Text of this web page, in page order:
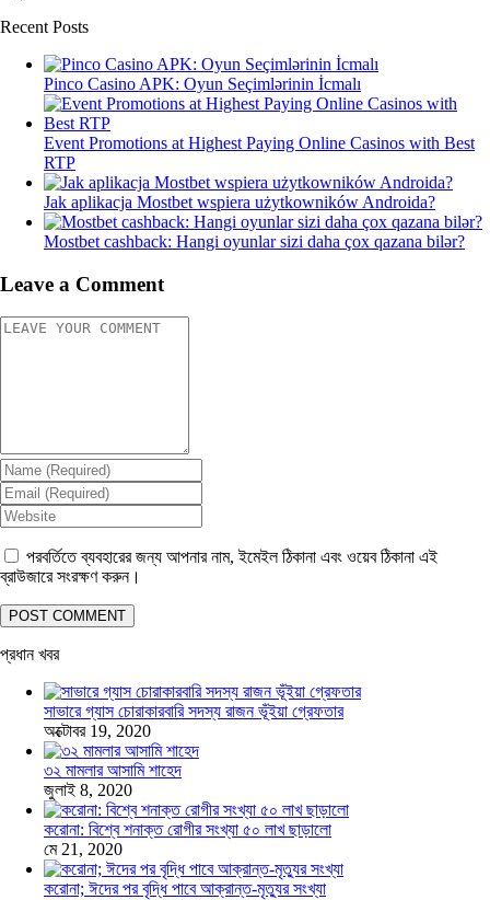
Recent Posts
Pinco Casino APK: Oyun Seçimlərinin İcmalı
Event Promotions at Highest Paying Online Casinos with Best
RTP
Jak aplikacja Mostbet wspiera użytkowników Androida?
Mostbet cashback: Hangi oyunlar sizi daha çox qazana bilər?
Leave a Comment
পরবর্তিতে ব্যবহারের জন্য আপনার নাম, ইমেইল ঠিকানা এবং ওয়েব ঠিকানা এই
ব্রাউজারে সংরক্ষণ করুন।
প্রধান খবর
সাভারে গ্যাস চোরাকারবারি সদস্য রাজন ভূঁইয়া গ্রেফতার
অক্টোবর 19, 2020
৩২ মামলার আসামি শাহেদ
জুলাই 8, 2020
করোনা: বিশ্বে শনাক্ত রোগীর সংখ্যা ৫০ লাখ ছাড়ালো
মে 21, 2020
করোনা; ঈদের পর বৃদ্ধি পাবে আক্রান্ত-মৃত্যুর সংখ্যা